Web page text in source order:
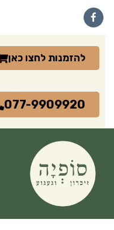
Facebook
להזמנות לחצו כאן
077-9909920